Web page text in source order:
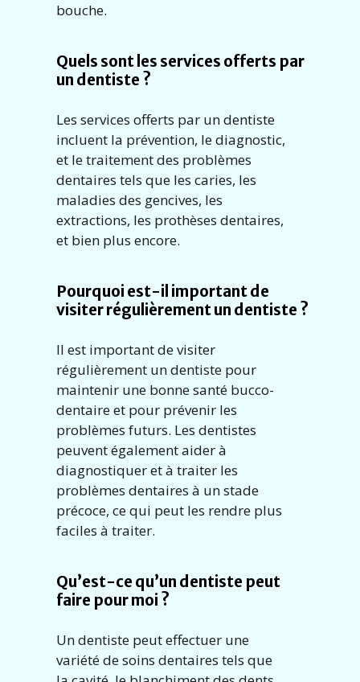
bouche.
Quels sont les services offerts par
un dentiste ?
Les services offerts par un dentiste
incluent la prévention, le diagnostic,
et le traitement des problèmes
dentaires tels que les caries, les
maladies des gencives, les
extractions, les prothèses dentaires,
et bien plus encore.
Pourquoi est-il important de
visiter régulièrement un dentiste ?
Il est important de visiter
régulièrement un dentiste pour
maintenir une bonne santé bucco-
dentaire et pour prévenir les
problèmes futurs. Les dentistes
peuvent également aider à
diagnostiquer et à traiter les
problèmes dentaires à un stade
précoce, ce qui peut les rendre plus
faciles à traiter.
Qu’est-ce qu’un dentiste peut
faire pour moi ?
Un dentiste peut effectuer une
variété de soins dentaires tels que